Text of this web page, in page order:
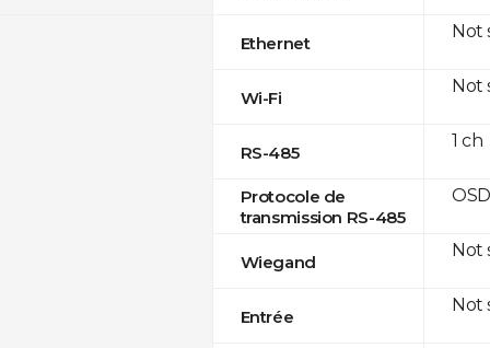
Ethernet
Wi-Fi
RS-485
Protocole de
transmission RS-485
Wiegand
Entrée
Not
Not
1 ch
Not
Not